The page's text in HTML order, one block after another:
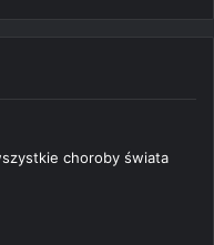
choroby świata